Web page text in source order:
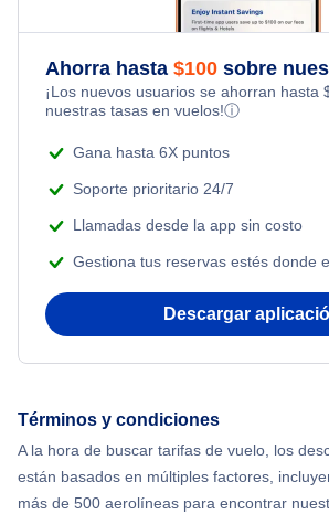
Flights Under $49
Flights Under $99
Flights Under $199
Flights from Toronto to Shanghai
Flights from Nueva York to Milán
Flights from Nueva York to Estanbul
Flights from Nueva York to Atenas
Flights from Shanghai to Nueva York
Flights from Delhi to Nueva York
Romantic Vacations
Adventure Vacations
Beach Vacations
Ahorra hasta $100 sobre
¡Los nuevos usuarios se ahorran hasta
nuestras tasas en vuelos!ⓘ
Gana hasta 6X puntos
Soporte prioritario 24/7
Llamadas desde la app sin costo
Gestiona tus reservas estés donde
Descargar
Términos y condiciones
A la hora de buscar tarifas de vuelo, los
están basados en múltiples factores,
más de 500 aerolíneas para encontrar